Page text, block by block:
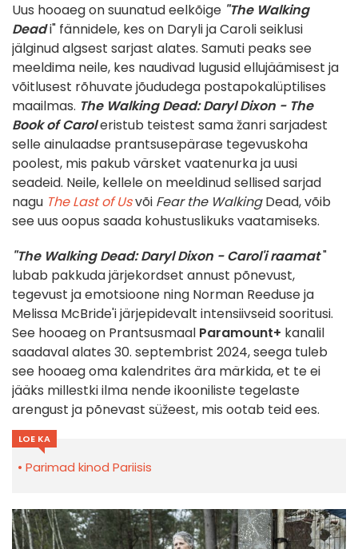
Uus hooaeg on suunatud eelkõige "The Walking
Deadi" fännidele, kes on Daryli ja Caroli seiklusi
jälginud algsest sarjast alates. Samuti peaks see
meeldima neile, kes naudivad lugusid ellujäämisest ja
võitlusest rõhuvate jõududega postapokalüptilises
maailmas. The Walking Dead: Daryl Dixon - The
Book of Caroleristub teistest sama žanri sarjadest
selle ainulaadse prantsusepärase tegevuskoha
poolest, mis pakub värsket vaatenurka ja uusi
seadeid. Neile, kellele on meeldinud sellised sarjad
nagu The Last of Usvõi Fear the WalkingDead, võib
see uus oopus saada kohustuslikuks vaatamiseks.
"The Walking Dead: Daryl Dixon - Carol'i raamat"
lubab pakkuda järjekordset annust põnevust,
tegevust ja emotsioone ning Norman Reeduse ja
Melissa McBride'i järjepidevalt intensiivseid sooritusi.
See hooaeg on Prantsusmaal Paramount+ kanalil
saadaval alates 30. septembrist 2024, seega tuleb
see hooaeg oma kalendrites ära märkida, et te ei
jääks millestki ilma nende ikooniliste tegelaste
arengust ja põnevast süžeest, mis ootab teid ees.
LOE KA
Parimad kinod Pariisis